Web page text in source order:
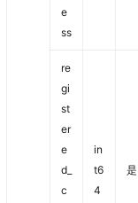
e
ss
re
gi
st
er
e
d_
c
in
t6
4
是